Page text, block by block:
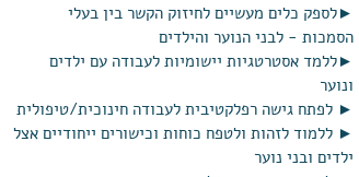
►לספק כלים מעשיים לחיזוק הקשר בין בעלי
הסמכות - לבני הנוער והילדים
►ללמד אסטרטגיות יישומיות לעבודה עם ילדים
ונוער
► לפתח גישה רפלקטיבית לעבודה חינוכית/טיפולית
► ללמוד לזהות ולטפח כוחות וכישורים ייחודיים אצל
ילדים ובני נוער